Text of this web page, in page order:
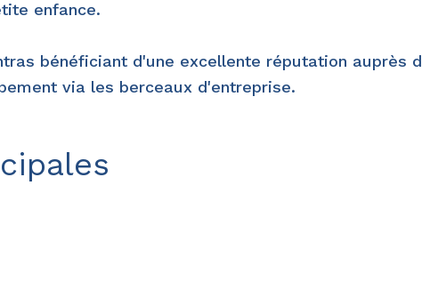
enfance.
bénéficiant d'une excellente réputation auprès
via les berceaux d'entreprise.